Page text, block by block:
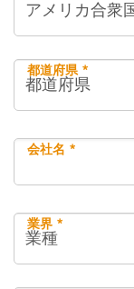
都道府県 *
会社名 *
業界 *